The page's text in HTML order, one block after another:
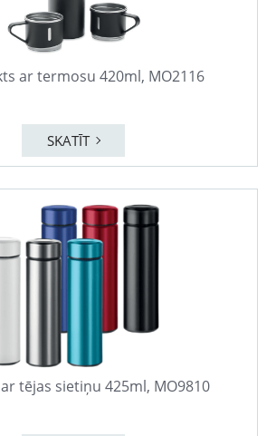
ar termosu 420ml, MO2116
SKATĪT
tējas sietiņu 425ml, MO9810